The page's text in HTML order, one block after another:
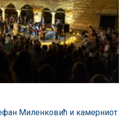
Миленковић и камерниот